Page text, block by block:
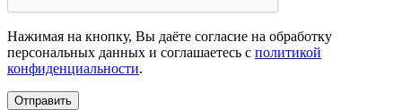
Нажимая на кнопку, Вы даёте согласие на обработку
персональных данных и соглашаетесь с политикой
конфиденциальности.
Отправить